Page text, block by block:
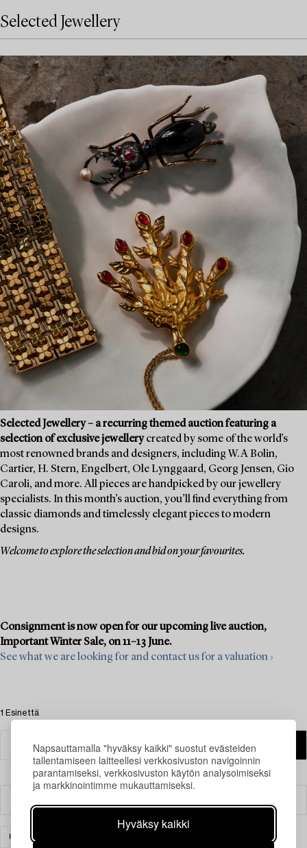
Napsauttamalla "hyväksy kaikki" suostut evästeiden
tallentamiseen laitteellesi verkkosivuston navigoinnin
parantamiseksi, verkkosivuston käytön analysoimiseksi
ja markkinointimme mukauttamiseksi.
Hyväksy kaikki
Selected Jewellery
Selected Jewellery – a recurring themed auction featuring a
selection of exclusive jewellerycreated by some of the world’s
most renowned brands and designers, including W.A Bolin,
Cartier, H. Stern, Engelbert, Ole Lynggaard, Georg Jensen, Gio
Caroli, and more. All pieces are handpicked by our jewellery
specialists. In this month’s auction, you’ll find everything from
classic diamonds and timelessly elegant pieces to modern
designs.
Welcome to explore the selection and bid on your favourites.
Consignment is now open for our upcoming live auction,
Important Winter Sale, on 11–13 June.
See what we are looking for and contact us for a valuation ›
1 Esinettä
KELLOT